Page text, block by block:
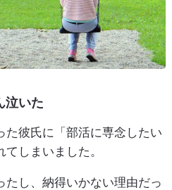
泣いた
た彼氏に「部活に専念したい
しまいました。
し、納得いかない理由だっ